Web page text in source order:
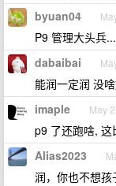
byuan04
P9 管理大头兵
dabaibai
能润一定润 没
imaple May
p9 了还跑啥,
Alias2023
润，你也不想